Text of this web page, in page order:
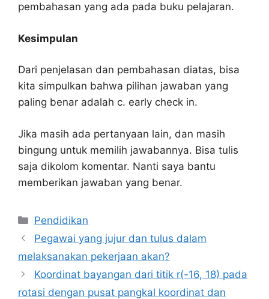
pembahasan yang ada pada buku pelajaran.
Kesimpulan
Dari penjelasan dan pembahasan diatas, bisa
kita simpulkan bahwa pilihan jawaban yang
paling benar adalah c. early check in.
Jika masih ada pertanyaan lain, dan masih
bingung untuk memilih jawabannya. Bisa tulis
saja dikolom komentar. Nanti saya bantu
memberikan jawaban yang benar.
Kategori
Pendidikan
Pegawai yang jujur dan tulus dalam
melaksanakan pekerjaan akan?
Koordinat bayangan dari titik r(-16, 18) pada
rotasi dengan pusat pangkal koordinat dan